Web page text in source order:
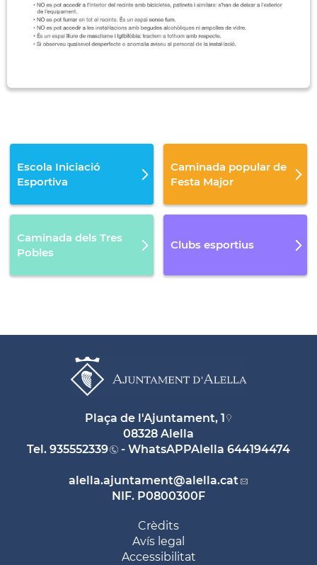
Escola Iniciació
Esportiva
Caminada popular de
Festa Major
Caminada dels Tres
Pobles
Clubs esportius
Plaça de l'Ajuntament, 1
08328 Alella
Tel. 935552339 - WhatsAPPAlella 644194474
alella.ajuntament@alella.cat
NIF. P0800300F
Crèdits
Avís legal
Accessibilitat